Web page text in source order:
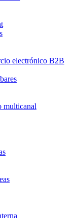
electrónico B2B
multicanal